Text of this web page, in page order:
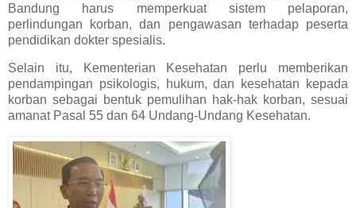
Bandung harus memperkuat sistem pelaporan,
perlindungan korban, dan pengawasan terhadap peserta
pendidikan dokter spesialis.
Selain itu, Kementerian Kesehatan perlu memberikan
pendampingan psikologis, hukum, dan kesehatan kepada
korban sebagai bentuk pemulihan hak-hak korban, sesuai
amanat Pasal 55 dan 64 Undang-Undang Kesehatan.